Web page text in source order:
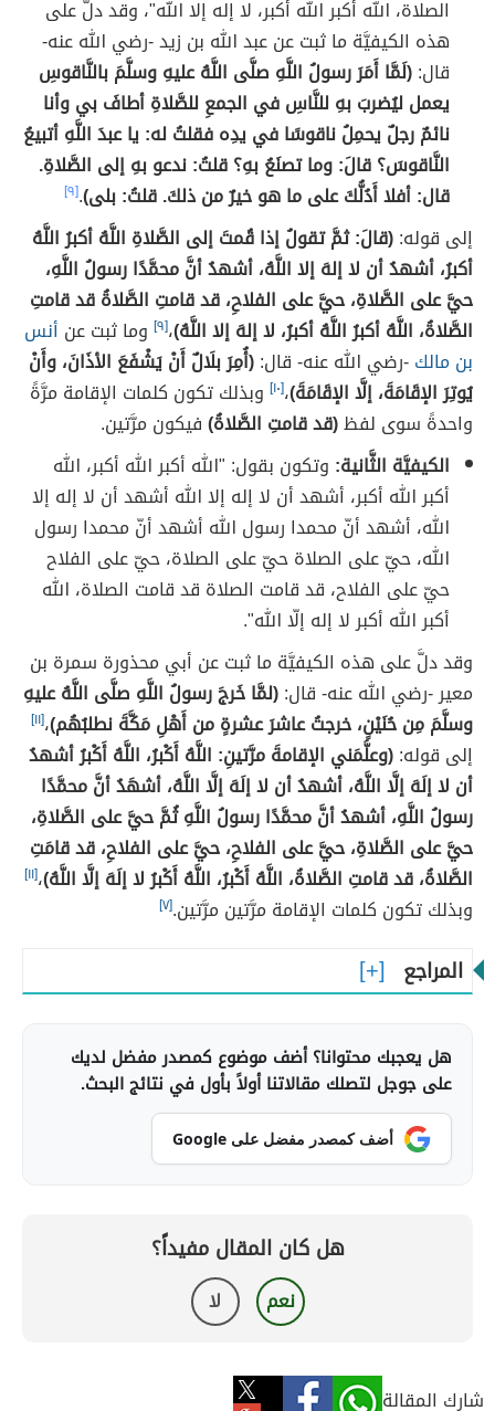
الصلاة، الله أكبر الله أكبر، لا إله إلا الله"، وقد دلَّ على
هذه الكيفيَّة ما ثبت عن عبد الله بن زيد -رضي الله عنه-
قال:(لَمَّا أَمَرَ رسولُ اللَّهِ صلَّى اللَّهُ عليهِ وسلَّمَ بالنَّاقوسِ
يعمل ليُضربَ بهِ للنَّاسِ في الجمعِ للصَّلاةِ أطافَ بي وأنا
نائمٌ رجلٌ يحمِلُ ناقوسًا في يدِه فقلتُ له: يا عبدَ اللَّهِ أتبيعُ
النَّاقوسَ؟ قالَ: وما تصنَعُ بهِ؟ قلتُ: ندعو بهِ إلى الصَّلاةِ.
قال: أفلا أَدُلُّكَ على ما هو خيرٌ من ذلكَ. قلتُ: بلى).[٩]
إلى قوله:(قالَ: ثمَّ تقولُ إذا قُمتَ إلى الصَّلاةِ اللَّهُ أكبرُ اللَّهُ
أكبرُ، أشهدُ أن لا إلهَ إلا اللَّهُ، أشهدُ أنَّ محمَّدًا رسولُ اللَّهِ،
حيَّ على الصَّلاةِ، حيَّ على الفلاحِ، قد قامتِ الصَّلاةُ قد قامتِ
الصَّلاةُ، اللَّهُ أكبرُ اللَّهُ أكبرُ، لا إلهَ إلا اللَّهُ)،[٩] وما ثبت عن أنس
بن مالك-رضي الله عنه- قال:(أُمِرَ بلَالٌ أَنْ يَشْفَعَ الأذَانَ، وأَنْ
يُوتِرَ الإقَامَةَ، إلَّا الإقَامَةَ)،[١٠]
وبذلك تكون كلمات الإقامة مرَّةً
واحدةً سوى لفظ(قد قامتِ الصَّلاةُ)فيكون مرَّتين.
الكيفيَّة الثَّانية: وتكون بقول: "الله أكبر الله أكبر، الله
أكبر الله أكبر، أشهد أن لا إله إلا الله أشهد أن لا إله إلا
الله، أشهد أنّ محمدا رسول الله أشهد أنّ محمدا رسول
الله، حيّ على الصلاة حيّ على الصلاة، حيّ على الفلاح
حيّ على الفلاح، قد قامت الصلاة قد قامت الصلاة، الله
أكبر الله أكبر لا إله إلّا الله".
وقد دلَّ على هذه الكيفيَّة ما ثبت عن أبي محذورة سمرة بن
معير -رضي الله عنه- قال:(لمَّا خَرجَ رسولُ اللَّهِ صلَّى اللَّهُ عليهِ
وسلَّمَ مِن حُنَيْنٍ، خرجتُ عاشرَ عشرةٍ من أَهْلِ مَكَّةَ نطلبُهُم)،[١١]
إلى قوله:(وعلَّمَني الإقامةَ مرَّتينِ: اللَّهُ أَكْبرُ، اللَّهُ أَكْبرُ أشهدُ
أن لا إلَهَ إلَّا اللَّهُ، أشهدُ أن لا إلَهَ إلَّا اللَّهُ، أشهَدُ أنَّ محمَّدًا
رسولُ اللَّهِ، أشهدُ أنَّ محمَّدًا رسولُ اللَّهِ ثُمَّ حيَّ على الصَّلاةِ،
حيَّ على الصَّلاةِ، حيَّ على الفلاحِ، حيَّ على الفلاحِ، قد قامَتِ
الصَّلاةُ، قد قامتِ الصَّلاةُ، اللَّهُ أَكْبرُ، اللَّهُ أَكْبرُ لا إلَهَ إلَّا اللَّهُ)،[١١]
وبذلك تكون كلمات الإقامة مرَّتين مرَّتين.[٧]
المراجع
هل يعجبك محتوانا؟ أضف موضوع كمصدر مفضل لديك
على جوجل لتصلك مقالاتنا أولاً بأول في نتائج البحث.
أضف كمصدر مفضل على Google
هل كان المقال مفيداً؟
نعم لا
شارك المقالة